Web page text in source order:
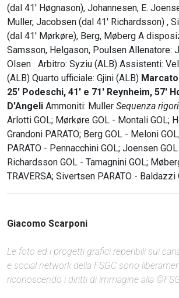
(dal 41' Høgnason), Johannesen, E.
Muller, Jacobsen (dal 41' Richardsson) ,
(dal 41' Mørkøre), Berg, Møberg A
Samsson, Helgason, Poulsen Allenatore:
Olsen Arbitro: Syziu (ALB) Assistenti:
(ALB) Quarto ufficiale: Gjini (ALB)
25' Podeschi, 41' e 71' Reynheim, 57'
D'Angeli Ammoniti: Muller Sequenza rigori
Arlotti GOL; Mørkøre GOL - Montali GOL;
Grandoni PARATO; Berg GOL - Meloni
PARATO - Pennacchini GOL; Joensen
Richardsson GOL - Tamagnini GOL;
TRAVERSA; Sivertsen PARATO - Baldazzi
Giacomo Scarponi
Le foto ed i progetti grafici reperibili sui
e social network della FSGC sono
riconoscendo i diritti di immagine alla